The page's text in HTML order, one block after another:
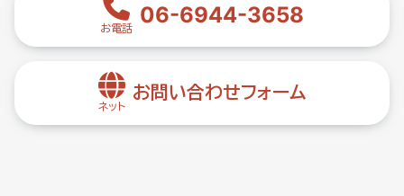
お電話
06-6944-3658
ネット
お問い合わせフォーム